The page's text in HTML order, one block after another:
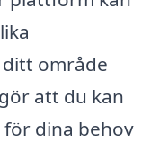
område
att du kan
dina behov